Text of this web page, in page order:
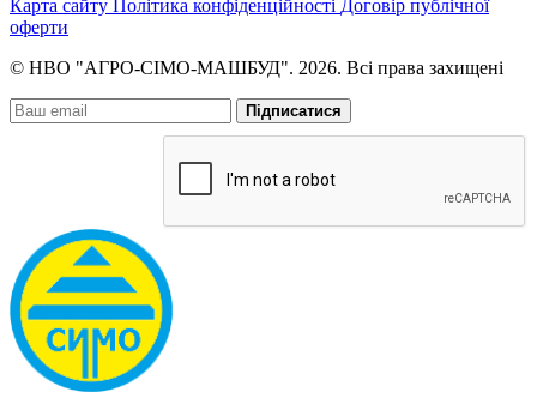
Карта сайту Політика конфіденційності Договір публічної
оферти
© НВО "АГРО-СІМО-МАШБУД". 2026. Всі права захищені
Підписатися